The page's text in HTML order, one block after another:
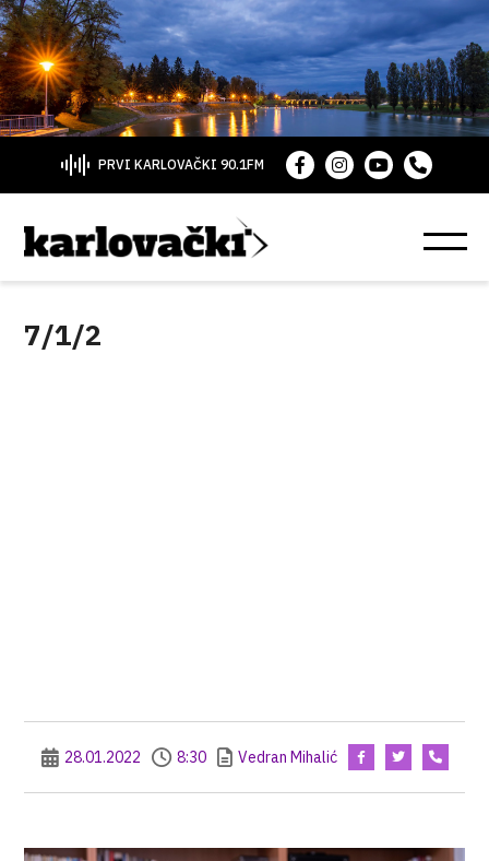
PRVI KARLOVAČKI 90.1FM
7/1/2
28.01.2022 8:30 Vedran Mihalić